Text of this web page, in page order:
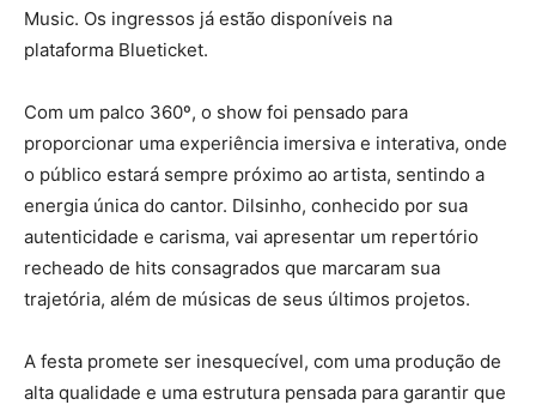
Music. Os ingressos já estão disponíveis na
plataforma Blueticket.
Com um palco 360º, o show foi pensado para
proporcionar uma experiência imersiva e interativa, onde
o público estará sempre próximo ao artista, sentindo a
energia única do cantor. Dilsinho, conhecido por sua
autenticidade e carisma, vai apresentar um repertório
recheado de hits consagrados que marcaram sua
trajetória, além de músicas de seus últimos projetos.
A festa promete ser inesquecível, com uma produção de
alta qualidade e uma estrutura pensada para garantir que